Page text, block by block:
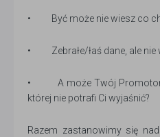
• Być może nie wiesz co
• Zebrałe/łaś dane, ale nie
• A może Twój Promotor
której nie potrafi Ci wyjaśnić?
Razem zastanowimy się